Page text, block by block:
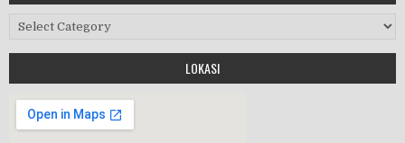
HALAL BIHALAL
LOKASI